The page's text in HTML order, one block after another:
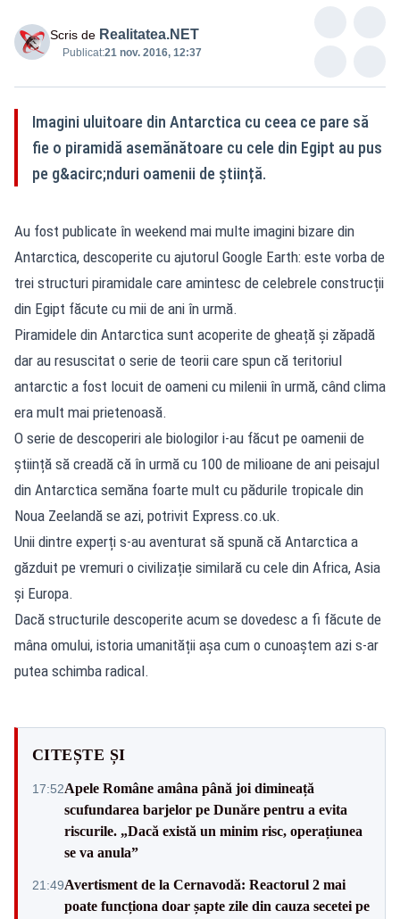
Scris de Realitatea.NET
Publicat:21 nov. 2016, 12:37
Imagini uluitoare din Antarctica cu ceea ce pare să
fie o piramidă asemănătoare cu cele din Egipt au pus
pe g&acirc;nduri oamenii de știință.
Au fost publicate în weekend mai multe imagini bizare din
Antarctica, descoperite cu ajutorul Google Earth: este vorba de
trei structuri piramidale care amintesc de celebrele construcții
din Egipt făcute cu mii de ani în urmă.
Piramidele din Antarctica sunt acoperite de gheață și zăpadă
dar au resuscitat o serie de teorii care spun că teritoriul
antarctic a fost locuit de oameni cu milenii în urmă, când clima
era mult mai prietenoasă.
O serie de descoperiri ale biologilor i-au făcut pe oamenii de
știință să creadă că în urmă cu 100 de milioane de ani peisajul
din Antarctica semăna foarte mult cu pădurile tropicale din
Noua Zeelandă se azi, potrivit Express.co.uk.
Unii dintre experți s-au aventurat să spună că Antarctica a
găzduit pe vremuri o civilizație similară cu cele din Africa, Asia
și Europa.
Dacă structurile descoperite acum se dovedesc a fi făcute de
mâna omului, istoria umanității așa cum o cunoaștem azi s-ar
putea schimba radical.
CITEȘTE ȘI
17:52Apele Române amâna până joi dimineață
scufundarea barjelor pe Dunăre pentru a evita
riscurile. „Dacă există un minim risc, operațiunea
se va anula”
21:49Avertisment de la Cernavodă: Reactorul 2 mai
poate funcționa doar șapte zile din cauza secetei pe